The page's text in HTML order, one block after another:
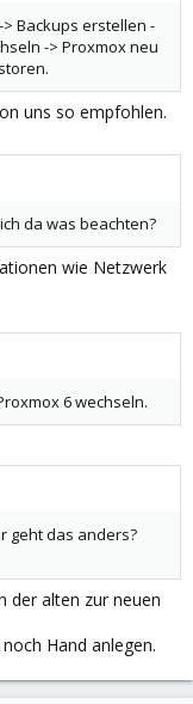
Backups erstellen -
-> Proxmox neu
uns so empfohlen.
da was beachten?
wie Netzwerk
6 wechseln.
geht das anders?
der alten zur neuen
Hand anlegen.